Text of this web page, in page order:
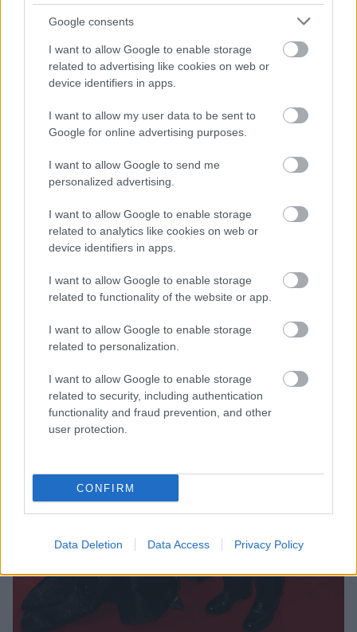
Google consents
I want to allow Google to enable storage
related to advertising like cookies on web or
device identifiers in apps.
I want to allow my user data to be sent to
Google for online advertising purposes.
I want to allow Google to send me
personalized advertising.
I want to allow Google to enable storage
related to analytics like cookies on web or
device identifiers in apps.
I want to allow Google to enable storage
related to functionality of the website or app.
I want to allow Google to enable storage
related to personalization.
I want to allow Google to enable storage
related to security, including authentication
functionality and fraud prevention, and other
user protection.
CONFIRM
Data Deletion Data Access Privacy Policy
segített megszilárdítani őt, mint egy újfajta
divatdiktátort. Mindezek összessége nagyban
hozzájárult a ma ismert stílusikon státuszához.
Az első vörös szőnyeges eseménytől
munkaruha megjelenéséig nézd meg Amal Clooney
legjobb divatpillanatait.
Galéria